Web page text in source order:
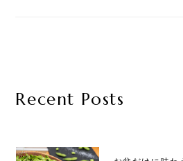
Recent Posts